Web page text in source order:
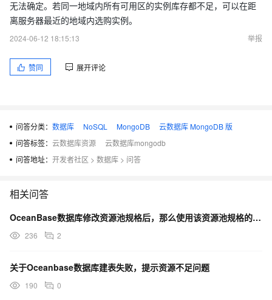
无法确定。若同一地域内所有可用区的实例库存都不足，可以在距
离服务器最近的地域内选购实例。
2024-06-12 18:15:13
举报
赞同 展开评论
问答分类： 数据库 NoSQL MongoDB
云数据库 MongoDB 版
问答标签： 云数据库资源
云数据库mongodb
问答地址： 开发者社区 > 数据库 > 问答
相关问答
OceanBase数据库修改资源池规格后，那么使用该资源池规格的用户，会立即按照新的规格使用资源？
236 2
关于Oceanbase数据库建表失败，提示资源不足问题
190 0